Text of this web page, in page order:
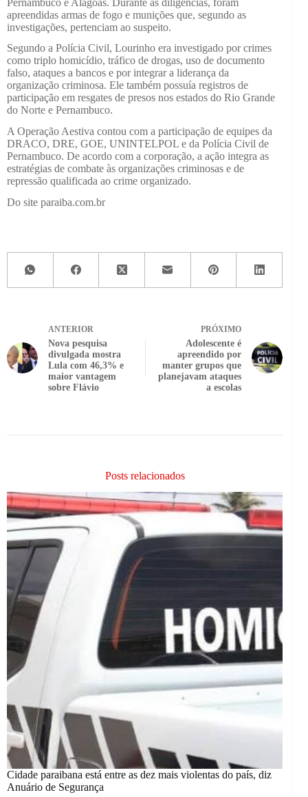
apreendidas armas de fogo e munições que, segundo as
investigações, pertenciam ao suspeito.
Segundo a Polícia Civil, Lourinho era investigado por crimes
como triplo homicídio, tráfico de drogas, uso de documento
falso, ataques a bancos e por integrar a liderança da
organização criminosa. Ele também possuía registros de
participação em resgates de presos nos estados do Rio Grande
do Norte e Pernambuco.
A Operação Aestiva contou com a participação de equipes da
DRACO, DRE, GOE, UNINTELPOL e da Polícia Civil de
Pernambuco. De acordo com a corporação, a ação integra as
estratégias de combate às organizações criminosas e de
repressão qualificada ao crime organizado.
Do site paraiba.com.br
ANTERIOR
Nova pesquisa
divulgada mostra
Lula com 46,3% e
maior vantagem
sobre Flávio
PRÓXIMO
Adolescente é
apreendido por
manter grupos que
planejavam ataques
a escolas
Posts relacionados
Cidade paraibana está entre as dez mais violentas do país, diz
Anuário de Segurança